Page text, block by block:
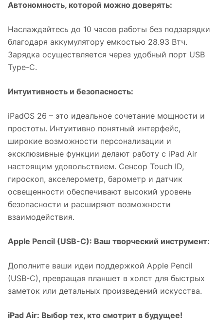
Автономность, которой можно доверять:
Наслаждайтесь до 10 часов работы без подзарядки
благодаря аккумулятору емкостью 28.93 Втч.
Зарядка осуществляется через удобный порт USB
Type-C.
Интуитивность и безопасность:
iPadOS 26 – это идеальное сочетание мощности и
простоты. Интуитивно понятный интерфейс,
широкие возможности персонализации и
эксклюзивные функции делают работу с iPad Air
настоящим удовольствием. Сенсор Touch ID,
гироскоп, акселерометр, барометр и датчик
освещенности обеспечивают высокий уровень
безопасности и расширяют возможности
взаимодействия.
Apple Pencil (USB-C): Ваш творческий инструмент:
Дополните ваши идеи поддержкой Apple Pencil
(USB-C), превращая планшет в холст для быстрых
заметок или детальных произведений искусства.
iPad Air: Выбор тех, кто смотрит в будущее!